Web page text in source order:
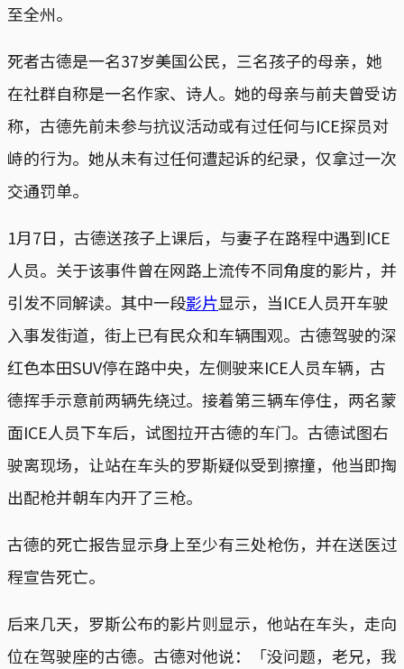
至全州。
死者古德是一名37岁美国公民，三名孩子的母亲，她
在社群自称是一名作家、诗人。她的母亲与前夫曾受访
称，古德先前未参与抗议活动或有过任何与ICE探员对
峙的行为。她从未有过任何遭起诉的纪录，仅拿过一次
交通罚单。
1月7日，古德送孩子上课后，与妻子在路程中遇到ICE
人员。关于该事件曾在网路上流传不同角度的影片，并
引发不同解读。其中一段影片显示，当ICE人员开车驶
入事发街道，街上已有民众和车辆围观。古德驾驶的深
红色本田SUV停在路中央，左侧驶来ICE人员车辆，古
德挥手示意前两辆先绕过。接着第三辆车停住，两名蒙
面ICE人员下车后，试图拉开古德的车门。古德试图右
驶离现场，让站在车头的罗斯疑似受到擦撞，他当即掏
出配枪并朝车内开了三枪。
古德的死亡报告显示身上至少有三处枪伤，并在送医过
程宣告死亡。
后来几天，罗斯公布的影片则显示，他站在车头，走向
位在驾驶座的古德。古德对他说：「没问题，老兄，我